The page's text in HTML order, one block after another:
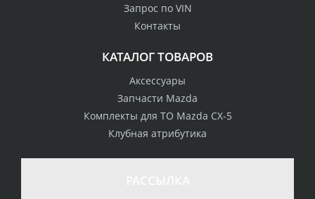
стоимости
Гарантия качества
Запрос по VIN
Контакты
КАТАЛОГ ТОВАРОВ
Аксессуары
Запчасти Mazda
Комплекты для ТО Mazda CX-5
Клубная атрибутика